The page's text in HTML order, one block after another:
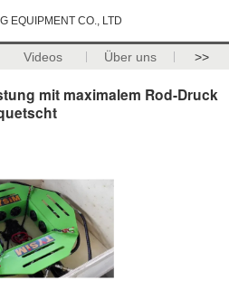
EQUIPMENT CO., LTD
Videos Über uns >>
mit maximalem Rod-Druck